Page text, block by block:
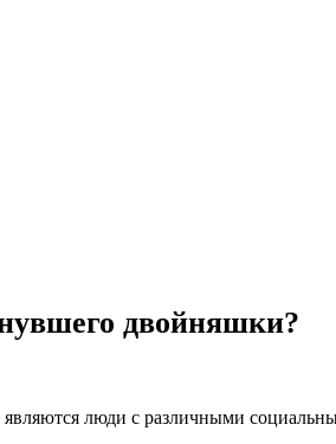
двойняшки?
люди с различными